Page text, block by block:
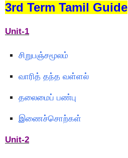
3rd Term Tamil Guide
Unit-1
சிறுபஞ்சமூலம்
வாரித் தந்த வள்ளல்
தலைமைப் பண்பு
இணைச்சொற்கள்
Unit-2